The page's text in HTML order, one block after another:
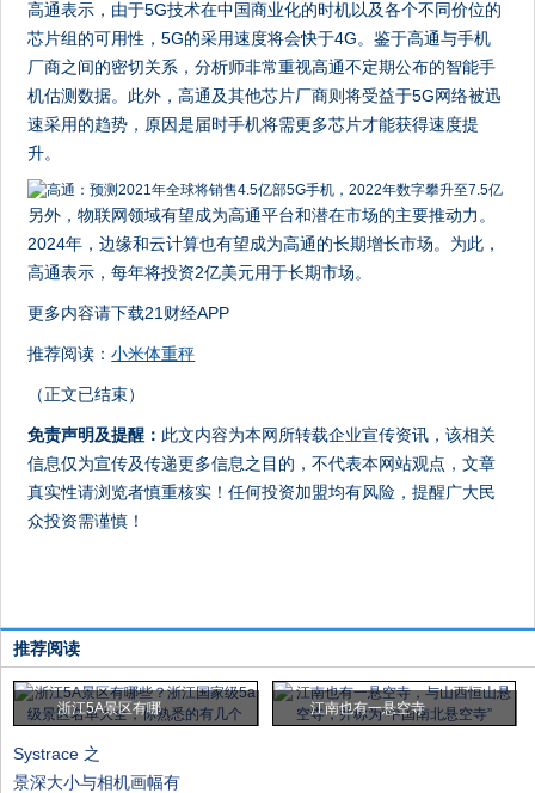
高通表示，由于5G技术在中国商业化的时机以及各个不同价位的
芯片组的可用性，5G的采用速度将会快于4G。鉴于高通与手机
厂商之间的密切关系，分析师非常重视高通不定期公布的智能手
机估测数据。此外，高通及其他芯片厂商则将受益于5G网络被迅
速采用的趋势，原因是届时手机将需更多芯片才能获得速度提
升。
另外，物联网领域有望成为高通平台和潜在市场的主要推动力。
2024年，边缘和云计算也有望成为高通的长期增长市场。为此，
高通表示，每年将投资2亿美元用于长期市场。
更多内容请下载21财经APP
推荐阅读：小米体重秤
（正文已结束）
免责声明及提醒： 此文内容为本网所转载企业宣传资讯，该相关
信息仅为宣传及传递更多信息之目的，不代表本网站观点，文章
真实性请浏览者慎重核实！任何投资加盟均有风险，提醒广大民
众投资需谨慎！
推荐阅读
浙江5A景区有哪 江南也有一悬空寺
Systrace 之
景深大小与相机画幅有